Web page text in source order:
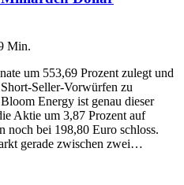
Min.
um 553,69 Prozent zulegt und
Seller-Vorwürfen zu
Energy ist genau dieser
Aktie um 3,87 Prozent auf
noch bei 198,80 Euro schloss.
gerade zwischen zwei…